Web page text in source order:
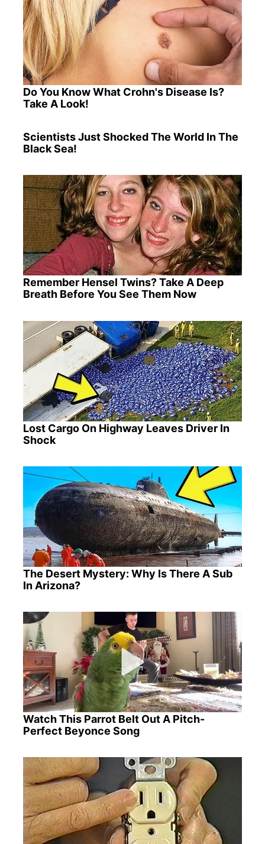
Do You Know What Crohn's Disease Is?
Take A Look!
Scientists Just Shocked The World In The
Black Sea!
Remember Hensel Twins? Take A Deep
Breath Before You See Them Now
Lost Cargo On Highway Leaves Driver In
Shock
The Desert Mystery: Why Is There A Sub
In Arizona?
Watch This Parrot Belt Out A Pitch-
Perfect Beyonce Song